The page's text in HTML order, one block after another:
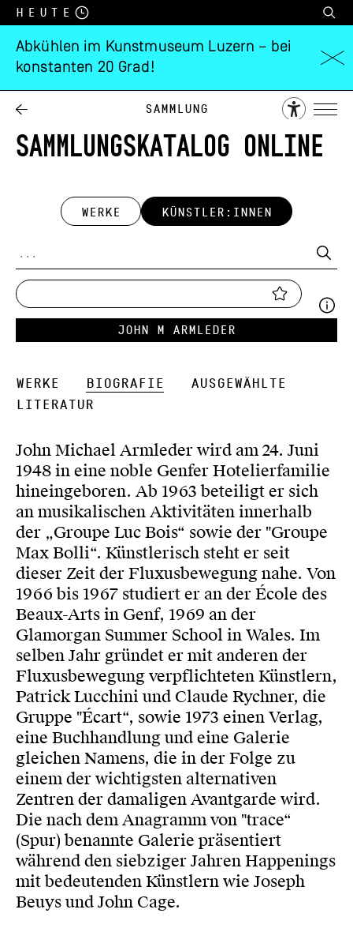
Heute
Abkühlen im Kunstmuseum Luzern – bei
konstanten 20 Grad!
Sammlung
SAMMLUNGSKATALOG ONLINE
WERKE KÜNSTLER:INNEN
John M Armleder
Werke Biografie
Ausgewählte
Literatur
John Michael Armleder wird am 24. Juni
1948 in eine noble Genfer Hotelierfamilie
hineingeboren. Ab 1963 beteiligt er sich
an musikalischen Aktivitäten innerhalb
der „Groupe Luc Bois“ sowie der "Groupe
Max Bolli“. Künstlerisch steht er seit
dieser Zeit der Fluxusbewegung nahe. Von
1966 bis 1967 studiert er an der École des
Beaux-Arts in Genf, 1969 an der
Glamorgan Summer School in Wales. Im
selben Jahr gründet er mit anderen der
Fluxusbewegung verpflichteten Künstlern,
Patrick Lucchini und Claude Rychner, die
Gruppe "Écart“, sowie 1973 einen Verlag,
eine Buchhandlung und eine Galerie
gleichen Namens, die in der Folge zu
einem der wichtigsten alternativen
Zentren der damaligen Avantgarde wird.
Die nach dem Anagramm von "trace“
(Spur) benannte Galerie präsentiert
während den siebziger Jahren Happenings
mit bedeutenden Künstlern wie Joseph
Beuys und John Cage.